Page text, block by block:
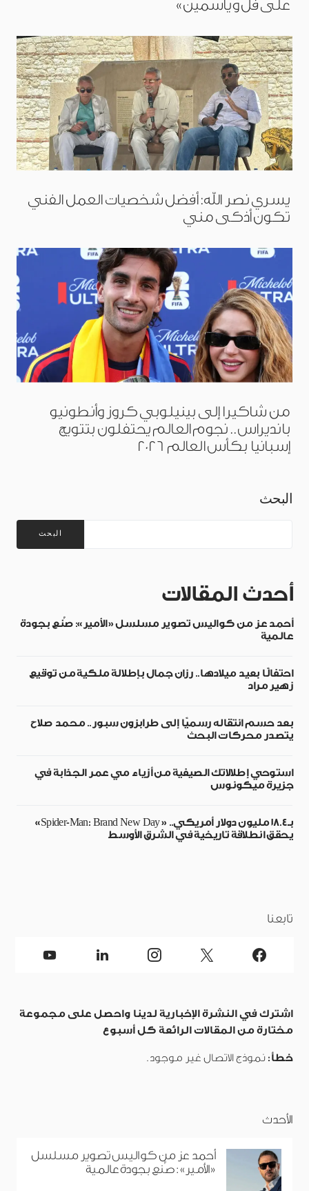
على فل وياسمين»
يسري نصر الله: أفضل شخصيات العمل الفني
تكون أذكى مني
من شاكيرا إلى بينيلوبي كروز وأنطونيو
بانديراس.. نجوم العالم يحتفلون بتتويج
إسبانيا بكأس العالم 2026
البحث
البحث
أحدث المقالات
أحمد عز من كواليس تصوير مسلسل «الأمير»: صُنع بجودة
عالمية
احتفالًا بعيد ميلادها.. رزان جمال بإطلالة ملكية من توقيع
زهير مراد
بعد حسم انتقاله رسميًا إلى طرابزون سبور.. محمد صلاح
يتصدر محركات البحث
استوحي إطلالاتك الصيفية من أزياء مي عمر الجذابة في
جزيرة ميكونوس
بـ18.4 مليون دولار أمريكي.. «Spider-Man: Brand New Day»
يحقق انطلاقة تاريخية في الشرق الأوسط
تابعنا
اشترك في النشرة الإخبارية لدينا واحصل على مجموعة
مختارة من المقالات الرائعة كل أسبوع
خطأ: نموذج الاتصال غير موجود.
الأحدث
أحمد عز من كواليس تصوير مسلسل
«الأمير»: صُنع بجودة عالمية